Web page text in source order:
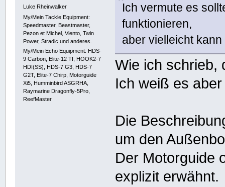
Luke Rheinwalker
My/Mein Tackle Equipment:
Speedmaster, Beastmaster,
Pezon et Michel, Viento, Twin
Power, Stradic und anderes.
My/Mein Echo Equipment: HDS-
9 Carbon, Elite-12 TI, HOOK2-7
HDI(SS), HDS-7 G3, HDS-7
G2T, Elite-7 Chirp, Motorguide
Xi5, Humminbird ASGRHA,
Raymarine Dragonfly-5Pro,
ReefMaster
Ich vermute es
funktionieren,
aber vielleicht
Wie ich schrieb,
Ich weiß es
Die
um den
Der Motorguide
explizit erwähnt.